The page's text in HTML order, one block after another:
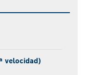
velocidad)